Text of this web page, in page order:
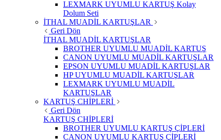
LEXMARK UYUMLU KARTUŞ Kolay
Dolum Seti
İTHAL MUADİL KARTUŞLAR
Geri Dön
İTHAL MUADİL KARTUŞLAR
BROTHER UYUMLU MUADİL KARTUŞ
CANON UYUMLU MUADİL KARTUŞLAR
EPSON UYUMLU MUADİL KARTUŞLAR
HP UYUMLU MUADİL KARTUŞLAR
LEXMARK UYUMLU MUADİL
KARTUŞLAR
KARTUŞ CHİPLERİ
Geri Dön
KARTUŞ CHİPLERİ
BROTHER UYUMLU KARTUŞ ÇİPLERİ
CANON UYUMLU KARTUŞ ÇİPLERİ